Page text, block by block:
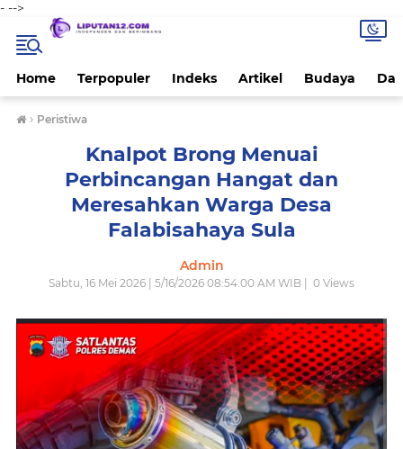
- -->
Home Terpopuler Indeks Artikel Budaya
› Peristiwa
Knalpot Brong Menuai
Perbincangan Hangat dan
Meresahkan Warga Desa
Falabisahaya Sula
Admin
Sabtu, 16 Mei 2026 | 5/16/2026 08:54:00 AM WIB | 0 Views